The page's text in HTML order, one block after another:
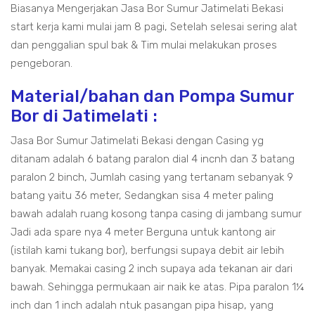
Biasanya Mengerjakan Jasa Bor Sumur Jatimelati Bekasi
start kerja kami mulai jam 8 pagi, Setelah selesai sering alat
dan penggalian spul bak & Tim mulai melakukan proses
pengeboran.
Material/bahan dan Pompa Sumur
Bor di Jatimelati :
Jasa Bor Sumur Jatimelati Bekasi dengan Casing yg
ditanam adalah 6 batang paralon dial 4 incnh dan 3 batang
paralon 2 binch, Jumlah casing yang tertanam sebanyak 9
batang yaitu 36 meter, Sedangkan sisa 4 meter paling
bawah adalah ruang kosong tanpa casing di jambang sumur
Jadi ada spare nya 4 meter Berguna untuk kantong air
(istilah kami tukang bor), berfungsi supaya debit air lebih
banyak. Memakai casing 2 inch supaya ada tekanan air dari
bawah. Sehingga permukaan air naik ke atas. Pipa paralon 1¼
inch dan 1 inch adalah ntuk pasangan pipa hisap, yang